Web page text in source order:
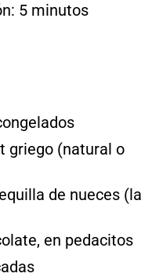
5 minutos
griego (natural o
de nueces (la
en pedacitos